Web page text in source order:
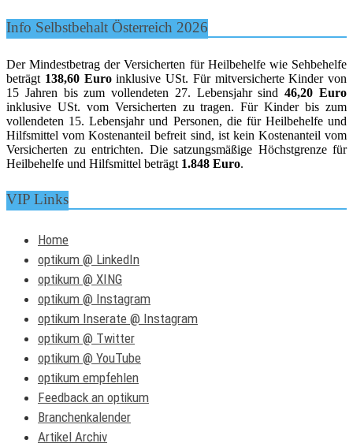
Info Selbstbehalt Österreich 2026
Der Mindestbetrag der Versicherten für Heilbehelfe wie Sehbehelfe
beträgt 138,60 Euroinklusive USt. Für mitversicherte Kinder von
15 Jahren bis zum vollendeten 27. Lebensjahr sind46,20 Euro
inklusive USt. vom Versicherten zu tragen. Für Kinder bis zum
vollendeten 15. Lebensjahr und Personen, die für Heilbehelfe und
Hilfsmittel vom Kostenanteil befreit sind, ist kein Kostenanteil vom
Versicherten zu entrichten. Die satzungsmäßige Höchstgrenze für
Heilbehelfe und Hilfsmittel beträgt 1.848 Euro.
VIP Links
Home
optikum @ LinkedIn
optikum @ XING
optikum @ Instagram
optikum Inserate @ Instagram
optikum @ Twitter
optikum @ YouTube
optikum empfehlen
Feedback an optikum
Branchenkalender
Artikel Archiv